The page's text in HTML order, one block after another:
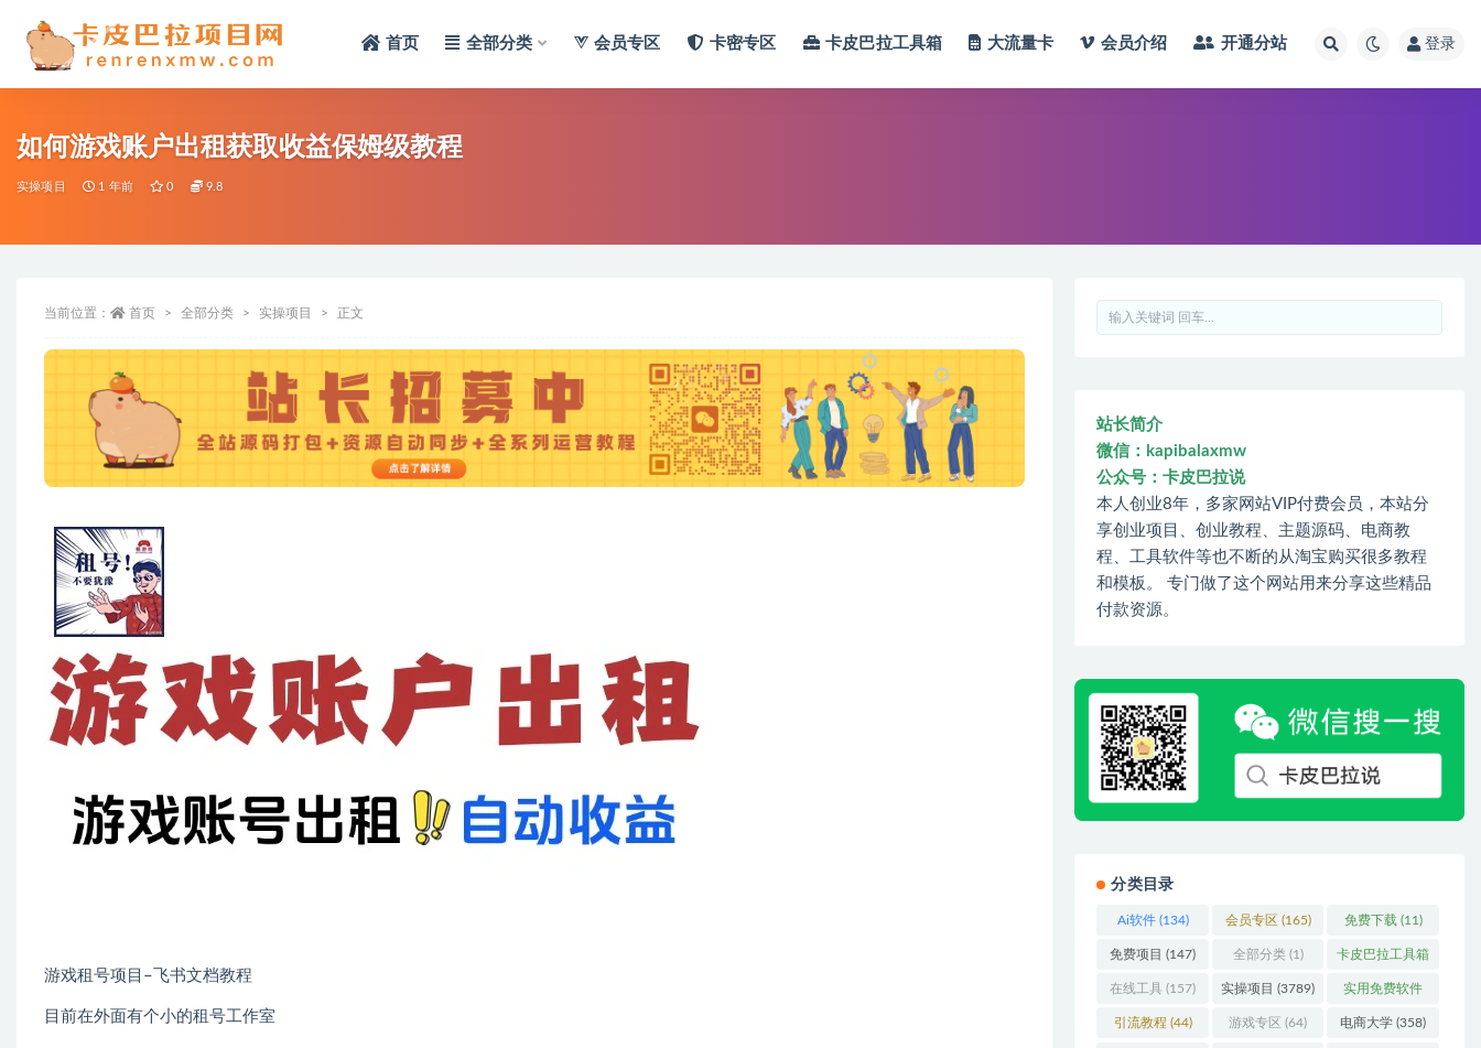
首页 全部分类 会员专区 卡密专区 卡皮巴拉工具箱 大流量卡 会员介绍 开通分站 登录
如何游戏账户出租获取收益保姆级教程
实操项目 1 年前 0 9.8
当前位置： 首页 全部分类 实操项目 正文
游戏租号项目–飞书文档教程
目前在外面有个小的租号工作室
站长简介
微信：kapibalaxmw
公众号：卡皮巴拉说
本人创业8年，多家网站VIP付费会员，本站分
享创业项目、创业教程、主题源码、电商教
程、工具软件等也不断的从淘宝购买很多教程
和模板。 专门做了这个网站用来分享这些精品
付款资源。
分类目录
Ai软件(134) 会员专区 (165) 免费下载 (11)
免费项目 (147) 全部分类(1) 卡皮巴拉工具箱
(3)
在线工具 (157) 实操项目 (3789) 实用免费软件
(415)
引流教程 (44) 游戏专区 (64) 电商大学 (358)